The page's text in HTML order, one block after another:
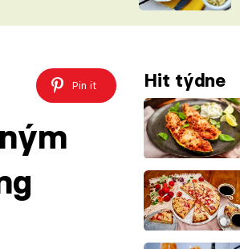
ŠÉFREDAKTORKY
ČASOPIS
Pin it Hit týdne